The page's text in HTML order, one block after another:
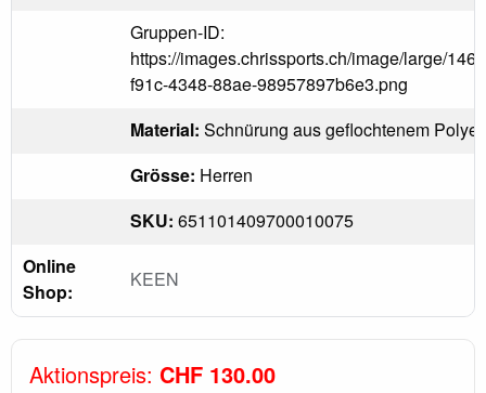
Gruppen-ID:
https://images.chrissports.ch/image/large/
f91c-4348-88ae-98957897b6e3.png
Material: Schnürung aus geflochtenem
Grösse: Herren
SKU: 651101409700010075
Online
Shop:
KEEN
Aktionspreis: CHF 130.00